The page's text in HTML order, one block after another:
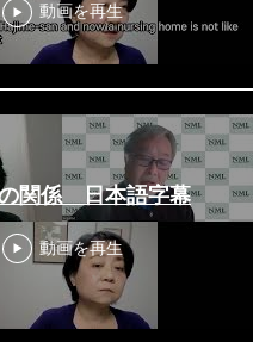
動画を再生
関係 日本語字幕
動画を再生